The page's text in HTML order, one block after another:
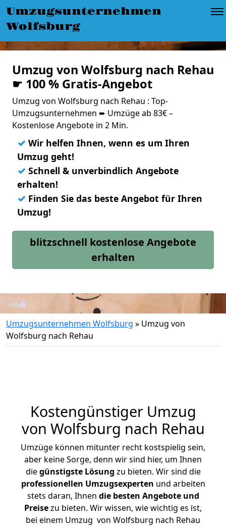
Umzugsunternehmen
Wolfsburg
Umzug von Wolfsburg nach Rehau
☛ 100 % Gratis-Angebot
Umzug von Wolfsburg nach Rehau : Top-
Umzugsunternehmen ➨ Umzüge ab 83€ –
Kostenlose Angebote in 2 Min.
✓ Wir helfen Ihnen, wenn es um Ihren
Umzug geht!
✓ Schnell & unverbindlich Angebote
erhalten!
✓ Finden Sie das beste Angebot für Ihren
Umzug!
blitzschnell kostenlose Angebote
erhalten
Umzugsunternehmen Wolfsburg » Umzug von
Wolfsburg nach Rehau
Kostengünstiger Umzug
von Wolfsburg nach Rehau
Umzüge können mitunter recht kostspielig sein,
aber keine Sorge, denn wir sind hier, um Ihnen
diegünstigste Lösung zu bieten. Wir sind die
professionellen Umzugsexperten und arbeiten
stets daran, Ihnen die besten Angebote und
Preisezu bieten. Wir wissen, wie wichtig es ist,
bei einem Umzug von Wolfsburg nach Rehau